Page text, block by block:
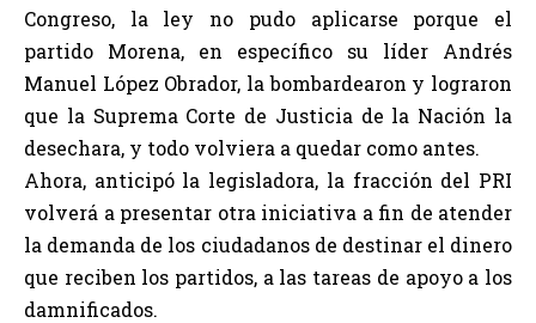
Congreso, la ley no pudo aplicarse porque el
partido Morena, en específico su líder Andrés
Manuel López Obrador, la bombardearon y lograron
que la Suprema Corte de Justicia de la Nación la
desechara, y todo volviera a quedar como antes.
Ahora, anticipó la legisladora, la fracción del PRI
volverá a presentar otra iniciativa a fin de atender
la demanda de los ciudadanos de destinar el dinero
que reciben los partidos, a las tareas de apoyo a los
damnificados.